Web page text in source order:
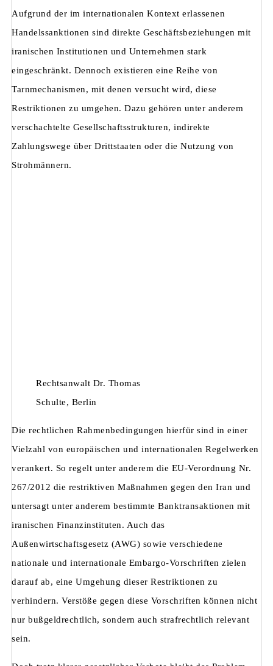
Aufgrund der im internationalen Kontext erlassenen
Handelssanktionen sind direkte Geschäftsbeziehungen mit
iranischen Institutionen und Unternehmen stark
eingeschränkt. Dennoch existieren eine Reihe von
Tarnmechanismen, mit denen versucht wird, diese
Restriktionen zu umgehen. Dazu gehören unter anderem
verschachtelte Gesellschaftsstrukturen, indirekte
Zahlungswege über Drittstaaten oder die Nutzung von
Strohmännern.
Rechtsanwalt Dr. Thomas
Schulte, Berlin
Die rechtlichen Rahmenbedingungen hierfür sind in einer
Vielzahl von europäischen und internationalen Regelwerken
verankert. So regelt unter anderem die EU-Verordnung Nr.
267/2012 die restriktiven Maßnahmen gegen den Iran und
untersagt unter anderem bestimmte Banktransaktionen mit
iranischen Finanzinstituten. Auch das
Außenwirtschaftsgesetz (AWG) sowie verschiedene
nationale und internationale Embargo-Vorschriften zielen
darauf ab, eine Umgehung dieser Restriktionen zu
verhindern. Verstöße gegen diese Vorschriften können nicht
nur bußgeldrechtlich, sondern auch strafrechtlich relevant
sein.